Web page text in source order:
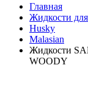
Главная
Жидкости
Husky
Malasian
Жидкости
WOODY